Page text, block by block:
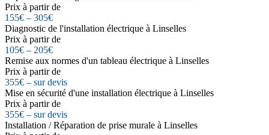
Prix à partir de
155€ – 305€
Diagnostic de l'installation électrique à Linselles
Prix à partir de
105€ – 205€
Remise aux normes d'un tableau électrique à Linselles
Prix à partir de
355€ – sur devis
Mise en sécurité d'une installation électrique à Linselles
Prix à partir de
355€ – sur devis
Installation / Réparation de prise murale à Linselles